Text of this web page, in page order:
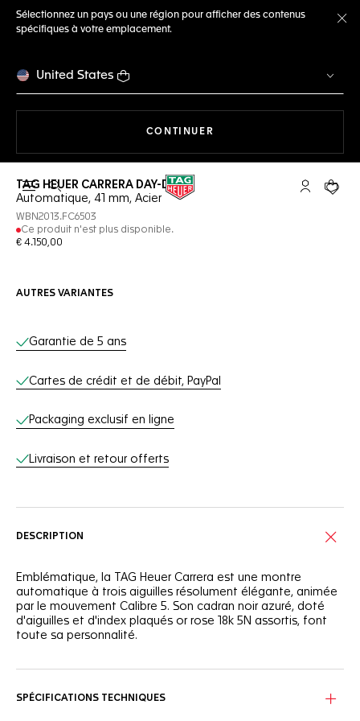
Sélectionnez un pays ou une région pour afficher des contenus
spécifiques à votre emplacement.
United States
CONTINUER
Ouvrir la barre de recherche Compte My
Votre
TAG HEUER CARRERA DAY-DATE
Automatique, 41 mm, Acier
WBN2013.FC6503
Ce produit n'est plus disponible.
€ 4.150,00
AUTRES VARIANTES
Services en ligne
Garantie de 5 ans
Cartes de crédit et de débit, PayPal
Packaging exclusif en ligne
Livraison et retour offerts
DESCRIPTION
Emblématique, la TAG Heuer Carrera est une montre
automatique à trois aiguilles résolument élégante, animée
par le mouvement Calibre 5. Son cadran noir azuré, doté
d'aiguilles et d'index plaqués or rose 18k 5N assortis, font
toute sa personnalité.
Luminova® blanc, ainsi que le verre saphir bombé avec
SPÉCIFICATIONS TECHNIQUES